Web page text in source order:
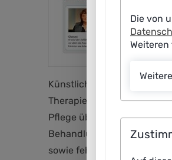
Künstliche Intelligenz (KI)
Therapieentscheidungen
Pflege überwiegend als
Behandlung sowie eine
sowie fehlerhafte oder
Die von